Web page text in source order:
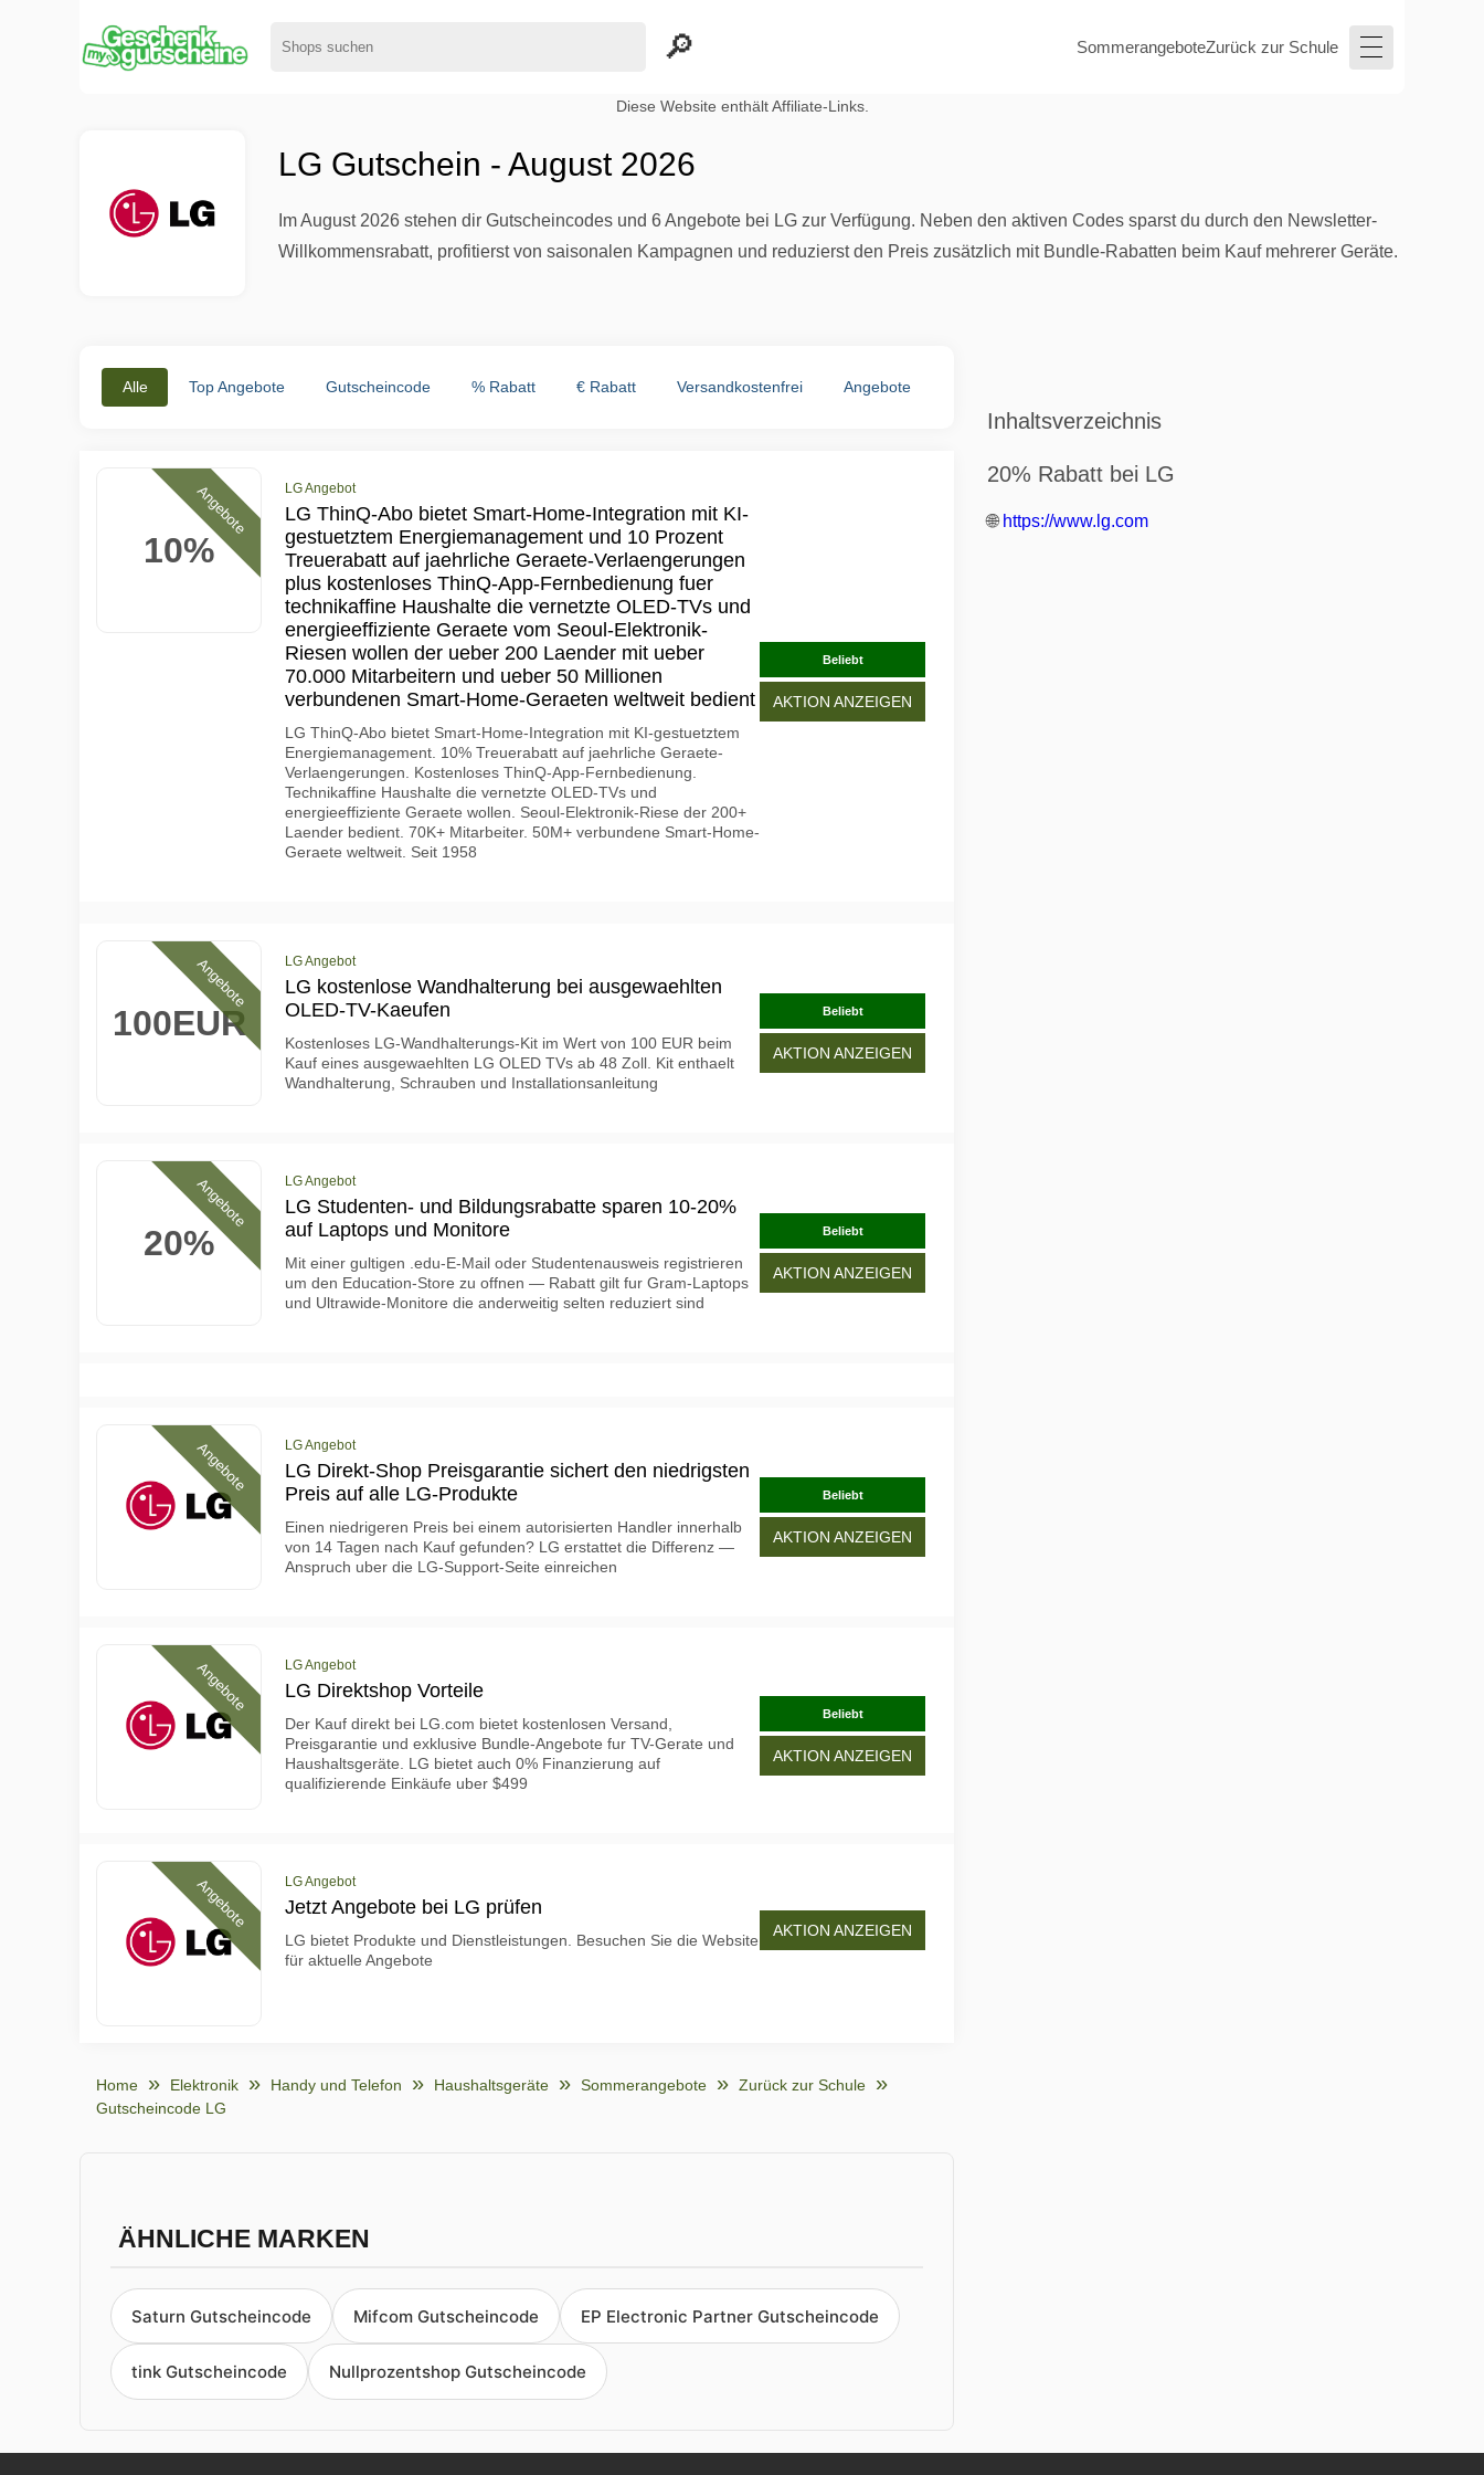
SommerangeboteZurück zur Schule
Diese Website enthält Affiliate-Links.
LG Gutschein - August 2026
Im August 2026 stehen dir Gutscheincodes und 6 Angebote bei LG zur Verfügung. Neben den aktiven Codes sparst du durch den Newsletter-
Willkommensrabatt, profitierst von saisonalen Kampagnen und reduzierst den Preis zusätzlich mit Bundle-Rabatten beim Kauf mehrerer Geräte.
Alle Top Angebote Gutscheincode % Rabatt € Rabatt Versandkostenfrei Angebote
10%
Angebote LG Angebot
LG ThinQ-Abo bietet Smart-Home-Integration mit KI-
gestuetztem Energiemanagement und 10 Prozent
Treuerabatt auf jaehrliche Geraete-Verlaengerungen
plus kostenloses ThinQ-App-Fernbedienung fuer
technikaffine Haushalte die vernetzte OLED-TVs und
energieeffiziente Geraete vom Seoul-Elektronik-
Riesen wollen der ueber 200 Laender mit ueber
70.000 Mitarbeitern und ueber 50 Millionen
verbundenen Smart-Home-Geraeten weltweit bedient
LG ThinQ-Abo bietet Smart-Home-Integration mit KI-gestuetztem
Energiemanagement. 10% Treuerabatt auf jaehrliche Geraete-
Verlaengerungen. Kostenloses ThinQ-App-Fernbedienung.
Technikaffine Haushalte die vernetzte OLED-TVs und
energieeffiziente Geraete wollen. Seoul-Elektronik-Riese der 200+
Laender bedient. 70K+ Mitarbeiter. 50M+ verbundene Smart-Home-
Geraete weltweit. Seit 1958
Beliebt
AKTION ANZEIGEN
100EUR
Angebote LG Angebot
LG kostenlose Wandhalterung bei ausgewaehlten
OLED-TV-Kaeufen
Kostenloses LG-Wandhalterungs-Kit im Wert von 100 EUR beim
Kauf eines ausgewaehlten LG OLED TVs ab 48 Zoll. Kit enthaelt
Wandhalterung, Schrauben und Installationsanleitung
Beliebt
AKTION ANZEIGEN
20%
Angebote LG Angebot
LG Studenten- und Bildungsrabatte sparen 10-20%
auf Laptops und Monitore
Mit einer gultigen .edu-E-Mail oder Studentenausweis registrieren
um den Education-Store zu offnen — Rabatt gilt fur Gram-Laptops
und Ultrawide-Monitore die anderweitig selten reduziert sind
Beliebt
AKTION ANZEIGEN
Angebote LG Angebot
LG Direkt-Shop Preisgarantie sichert den niedrigsten
Preis auf alle LG-Produkte
Einen niedrigeren Preis bei einem autorisierten Handler innerhalb
von 14 Tagen nach Kauf gefunden? LG erstattet die Differenz —
Anspruch uber die LG-Support-Seite einreichen
Beliebt
AKTION ANZEIGEN
Angebote LG Angebot
LG Direktshop Vorteile
Der Kauf direkt bei LG.com bietet kostenlosen Versand,
Preisgarantie und exklusive Bundle-Angebote fur TV-Gerate und
Haushaltsgeräte. LG bietet auch 0% Finanzierung auf
qualifizierende Einkäufe uber $499
Beliebt
AKTION ANZEIGEN
Angebote LG Angebot
Jetzt Angebote bei LG prüfen
LG bietet Produkte und Dienstleistungen. Besuchen Sie die Website
für aktuelle Angebote
AKTION ANZEIGEN
Home Elektronik Handy und Telefon Haushaltsgeräte Sommerangebote
Zurück zur Schule
Gutscheincode LG
ÄHNLICHE MARKEN
Saturn Gutscheincode Mifcom Gutscheincode EP Electronic Partner Gutscheincode
tink Gutscheincode Nullprozentshop Gutscheincode
Inhaltsverzeichnis
20% Rabatt bei LG
🌐 https://www.lg.com